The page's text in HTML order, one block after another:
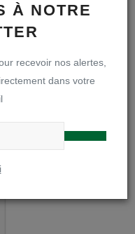
À NOTRE
recevoir nos alertes,
dans votre